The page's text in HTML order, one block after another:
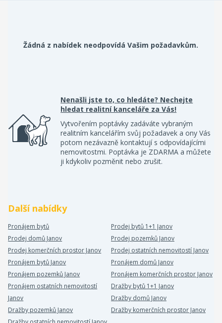
Žádná z nabídek neodpovídá Vašim požadavkům.
Nenašli jste to, co hledáte? Nechejte
hledat realitní kanceláře za Vás!
Vytvořením poptávky zadáváte vybraným
realitním kancelářím svůj požadavek a ony Vás
potom nezávazně kontaktují s odpovídajícími
nemovitostmi. Poptávka je ZDARMA a můžete
ji kdykoliv pozměnit nebo zrušit.
Další nabídky
Pronájem bytů
Prodej bytů 1+1 Janov
Prodej domů Janov
Prodej pozemků Janov
Prodej komerčních prostor Janov
Prodej ostatních nemovitostí Janov
Pronájem bytů Janov
Pronájem domů Janov
Pronájem pozemků Janov
Pronájem komerčních prostor Janov
Pronájem ostatních nemovitostí
Janov
Dražby bytů 1+1 Janov
Dražby domů Janov
Dražby pozemků Janov
Dražby komerčních prostor Janov